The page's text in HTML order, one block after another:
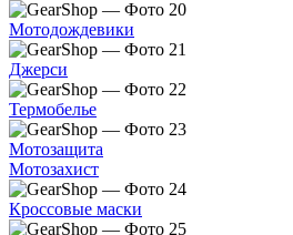
Мотодождевики
Джерси
Термобелье
Мотозащита
Мотозахист
Кроссовые маски